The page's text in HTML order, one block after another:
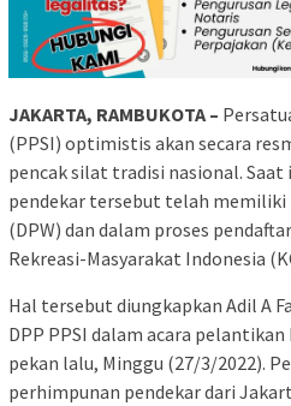
JAKARTA, RAMBUKOTA –
(PPSI) optimistis akan secara
pencak silat tradisi nasional.
pendekar tersebut telah memiliki
(DPW) dan dalam proses
Rekreasi-Masyarakat Indonesia
Hal tersebut diungkapkan Adil A
DPP PPSI dalam acara
pekan lalu, Minggu (27/3/2022).
perhimpunan pendekar dari